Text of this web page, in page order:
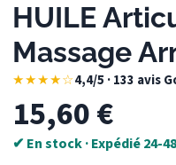
HUILE
Massage
★★★★☆4,4/5 · 133 avis
15,60€
✔ En stock · Expédié 24-